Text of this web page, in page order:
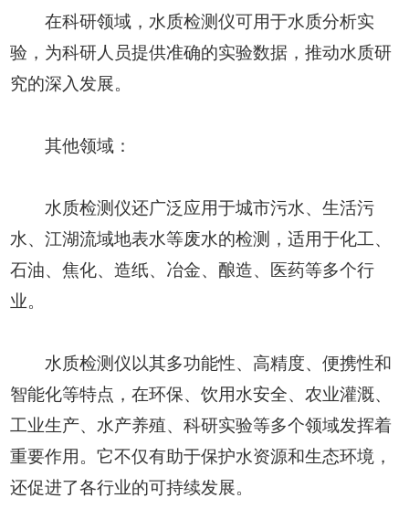
在科研领域，水质检测仪可用于水质分析实
验，为科研人员提供准确的实验数据，推动水质研
究的深入发展。
其他领域：
水质检测仪还广泛应用于城市污水、生活污
水、江湖流域地表水等废水的检测，适用于化工、
石油、焦化、造纸、冶金、酿造、医药等多个行
业。
水质检测仪以其多功能性、高精度、便携性和
智能化等特点，在环保、饮用水安全、农业灌溉、
工业生产、水产养殖、科研实验等多个领域发挥着
重要作用。它不仅有助于保护水资源和生态环境，
还促进了各行业的可持续发展。